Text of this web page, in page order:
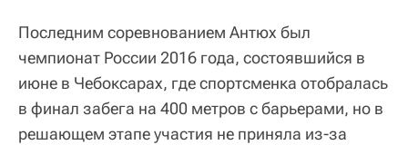
Последним соревнованием Антюх был
чемпионат России 2016 года, состоявшийся в
июне в Чебоксарах, где спортсменка отобралась
в финал забега на 400 метров с барьерами, но в
решающем этапе участия не приняла из-за